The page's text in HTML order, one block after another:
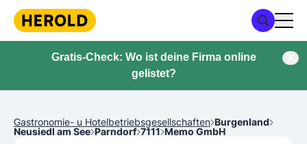
Gratis-Check: Wo ist deine Firma online
gelistet?
Gastronomie- u Hotelbetriebsgesellschaften Burgenland
Neusiedl am See Parndorf 7111 Memo GmbH